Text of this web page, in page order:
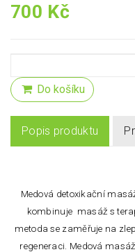
700 Kč
Do košíku
Popis produktu
Medová detoxikační
kombinuje masáž s
metoda se zaměřuje na
regeneraci. Medová